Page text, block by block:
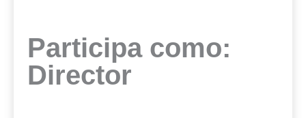
Participa como:
Director